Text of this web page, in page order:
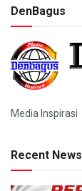
DenBagus
Media Inspirasi
Recent News